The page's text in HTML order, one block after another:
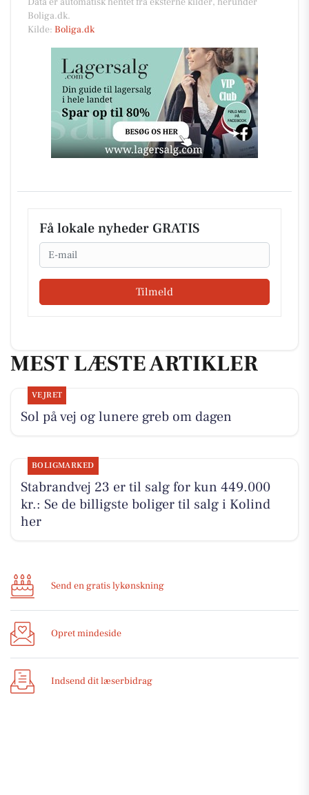
Boliga.dk.
Kilde: Boliga.dk
Få lokale nyheder GRATIS
Email
Tilmeld
MEST LÆSTE ARTIKLER
VEJRET
Sol på vej og lunere greb om dagen
BOLIGMARKED
Stabrandvej 23 er til salg for kun 449.000
kr.: Se de billigste boliger til salg i Kolind
her
Send en gratis lykønskning
Opret mindeside
Indsend dit læserbidrag